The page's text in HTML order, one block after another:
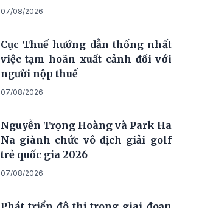
07/08/2026
Cục Thuế hướng dẫn thống nhất
việc tạm hoãn xuất cảnh đối với
người nộp thuế
07/08/2026
Nguyễn Trọng Hoàng và Park Ha
Na giành chức vô địch giải golf
trẻ quốc gia 2026
07/08/2026